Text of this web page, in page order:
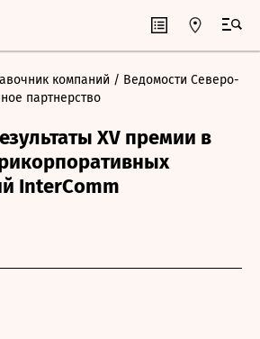
компаний / Ведомости Северо-
партнерство
XV премии в
InterComm